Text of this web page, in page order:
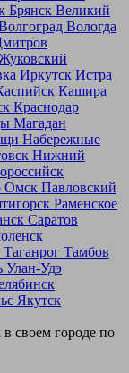
Брянск Великий
Вологда
Иркутск Истра
Кашира
Краснодар
Магадан
Набережные
Нижний
Омск Павловский
Раменское
Саратов
Таганрог Тамбов
Улан-Удэ
Якутск
своем городе по